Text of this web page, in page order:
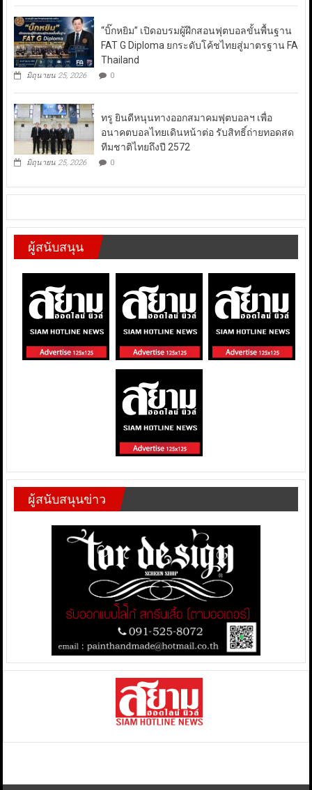
“บิ๊กหยิม” เปิดอบรมผู้ฝึกสอนฟุตบอลขั้นพื้นฐาน
FAT G Diploma ยกระดับโค้ชไทยสู่มาตรฐาน FA
Thailand
มิถุนายน 25, 2026 0
ทรู ยินดีหนุนทางออกสมาคมฟุตบอลฯ เพื่อ
อนาคตบอลไทยเดินหน้าต่อ รับสิทธิ์ถ่ายทอดสด
ทีมชาติไทยถึงปี 2572
มิถุนายน 25, 2026 0
ผู้สนับสนุน
ผู้สนับสนุนข่าว